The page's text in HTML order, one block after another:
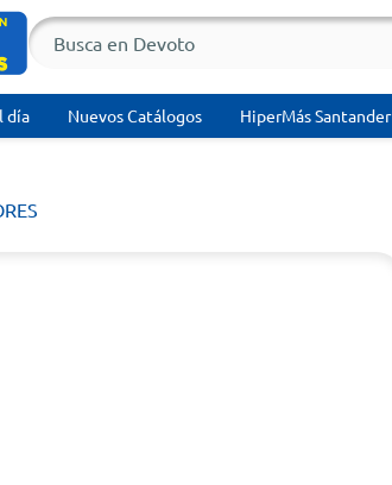
día Nuevos Catálogos HiperMás Santander